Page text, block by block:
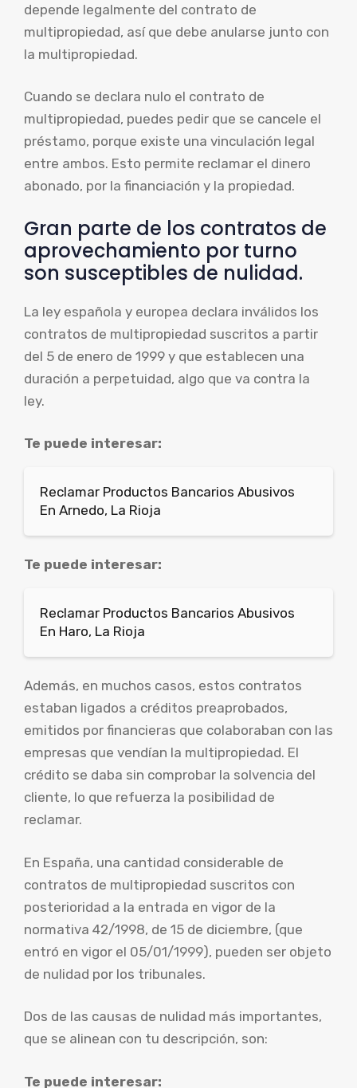
depende legalmente del contrato de
multipropiedad, así que debe anularse junto con
la multipropiedad.
Cuando se declara nulo el contrato de
multipropiedad, puedes pedir que se cancele el
préstamo, porque existe una vinculación legal
entre ambos. Esto permite reclamar el dinero
abonado, por la financiación y la propiedad.
Gran parte de los contratos de
aprovechamiento por turno
son susceptibles de nulidad.
La ley española y europea declara inválidos los
contratos de multipropiedad suscritos a partir
del 5 de enero de 1999 y que establecen una
duración a perpetuidad, algo que va contra la
ley.
Te puede interesar:
Reclamar Productos Bancarios Abusivos
En Arnedo, La Rioja
Te puede interesar:
Reclamar Productos Bancarios Abusivos
En Haro, La Rioja
Además, en muchos casos, estos contratos
estaban ligados a créditos preaprobados,
emitidos por financieras que colaboraban con las
empresas que vendían la multipropiedad. El
crédito se daba sin comprobar la solvencia del
cliente, lo que refuerza la posibilidad de
reclamar.
En España, una cantidad considerable de
contratos de multipropiedad suscritos con
posterioridad a la entrada en vigor de la
normativa 42/1998, de 15 de diciembre, (que
entró en vigor el 05/01/1999), pueden ser objeto
de nulidad por los tribunales.
Dos de las causas de nulidad más importantes,
que se alinean con tu descripción, son:
Te puede interesar: